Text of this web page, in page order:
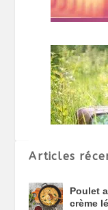
Articles
Poulet
crème